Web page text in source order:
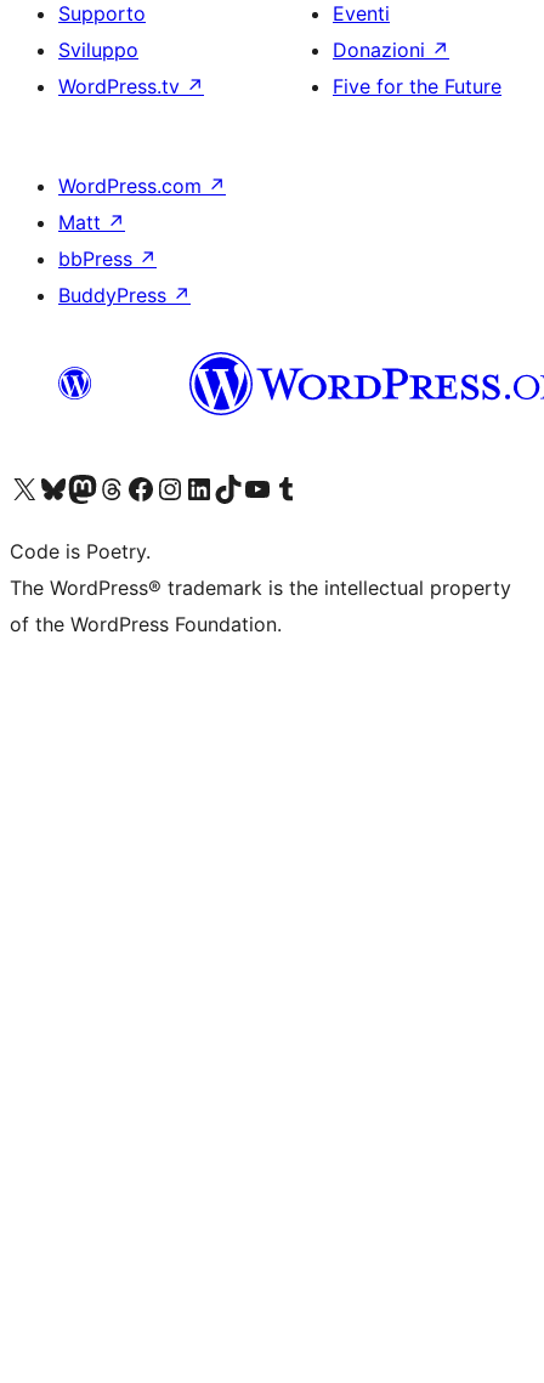
Supporto
Sviluppo
WordPress.tv ↗
Eventi
Donazioni ↗
Five for the Future
WordPress.com ↗
Matt ↗
bbPress ↗
BuddyPress ↗
Visita il nostro account X (ex Twitter)
Visita il nostro account Bluesky
Visita il nostro account Mastodon
Visita il nostro account Threads
Visita la nostra pagina Facebook
Visita il nostro account Instagram
Visita il nostro account LinkedIn
Visita il nostro account TikTok
Visita il nostro canale YouTube
Visita il nostro account Tumblr
Code is Poetry.
The WordPress® trademark is the intellectual property
of the WordPress Foundation.